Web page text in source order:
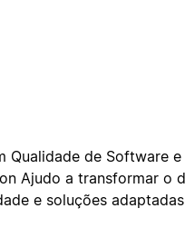
Qualidade de Software
Ajudo a transformar o
e soluções